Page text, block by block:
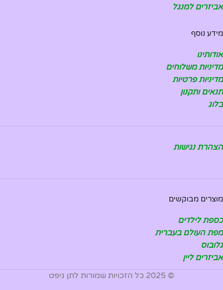
אביזרים למנגל
מידע נוסף
אודותינו
מדיניות משלוחים
מדיניות פרטיות
תנאים ותקנון
בלוג
הצהרת נגישות
מוצרים מבוקשים
כספת לילדים
מפת העולם בעברית
גלובוס
אביזרים ליין
© 2025 כל הזכויות שמורות לתן גיפט